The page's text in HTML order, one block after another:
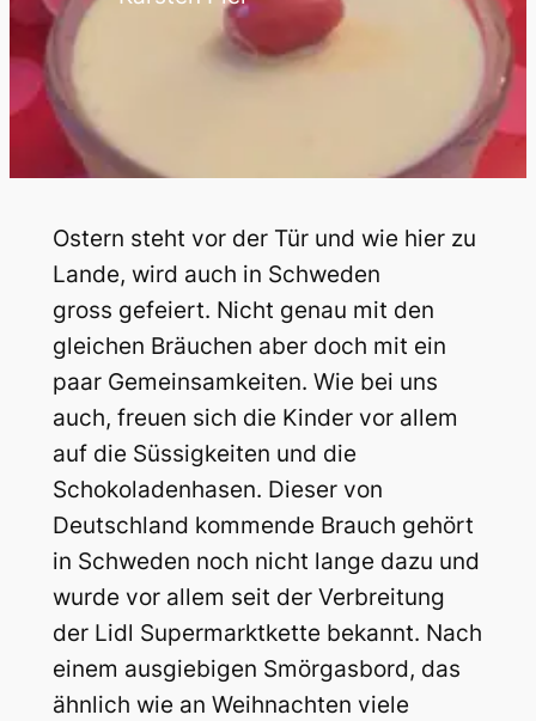
Ostern steht vor der Tür und wie hier zu
Lande, wird auch in Schweden
gross gefeiert. Nicht genau mit den
gleichen Bräuchen aber doch mit ein
paar Gemeinsamkeiten. Wie bei uns
auch, freuen sich die Kinder vor allem
auf die Süssigkeiten und die
Schokoladenhasen. Dieser von
Deutschland kommende Brauch gehört
in Schweden noch nicht lange dazu und
wurde vor allem seit der Verbreitung
der Lidl Supermarktkette bekannt. Nach
einem ausgiebigen Smörgasbord, das
ähnlich wie an Weihnachten viele